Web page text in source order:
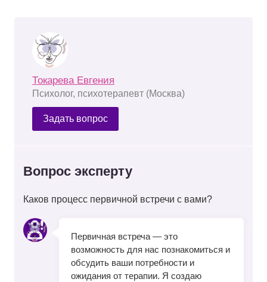
Токарева Евгения
Психолог, психотерапевт (Москва)
Задать вопрос
Вопрос эксперту
Каков процесс первичной встречи с вами?
Первичная встреча — это
возможность для нас познакомиться и
обсудить ваши потребности и
ожидания от терапии. Я создаю